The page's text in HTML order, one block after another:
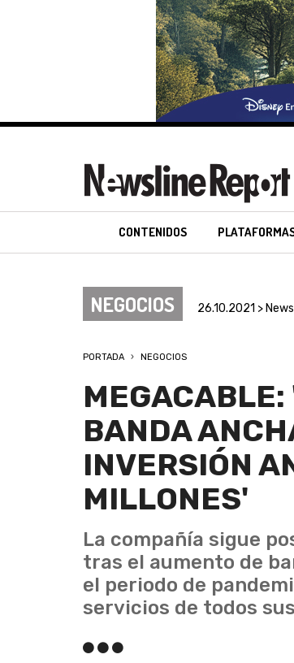
CONTENIDOS
NEGOCIOS 26.10.2021 >
PORTADA NEGOCIOS
BANDA
INVERSIÓN
MILLONES'
La compañía sigue
tras el aumento de
el periodo de
servicios de todos